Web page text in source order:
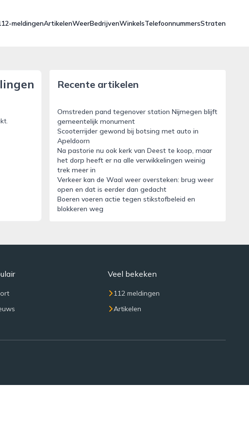
meldingenArtikelenWeerBedrijvenWinkelsTelefoonnummersStraten
Recente artikelen
Omstreden pand tegenover station Nijmegen blijft
gemeentelijk monument
Scooterrijder gewond bij botsing met auto in
Apeldoorn
Na pastorie nu ook kerk van Deest te koop, maar
het dorp heeft er na alle verwikkelingen weinig
trek meer in
Verkeer kan de Waal weer oversteken: brug weer
open en dat is eerder dan gedacht
Boeren voeren actie tegen stikstofbeleid en
blokkeren weg
Veel bekeken
112 meldingen
Artikelen